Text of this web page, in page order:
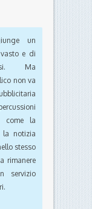
un
e di
Ma
non va
come la
la notizia
stesso
rimanere
servizio